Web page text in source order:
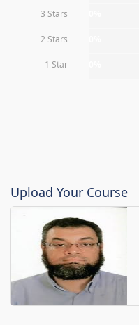
3 Stars
2 Stars
1 Star
Upload Your Course